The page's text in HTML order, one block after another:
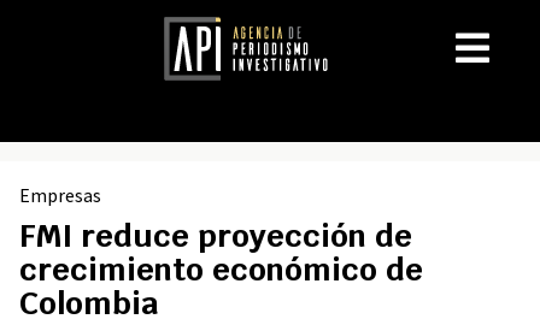
Empresas
FMI reduce proyección de
crecimiento económico de
Colombia